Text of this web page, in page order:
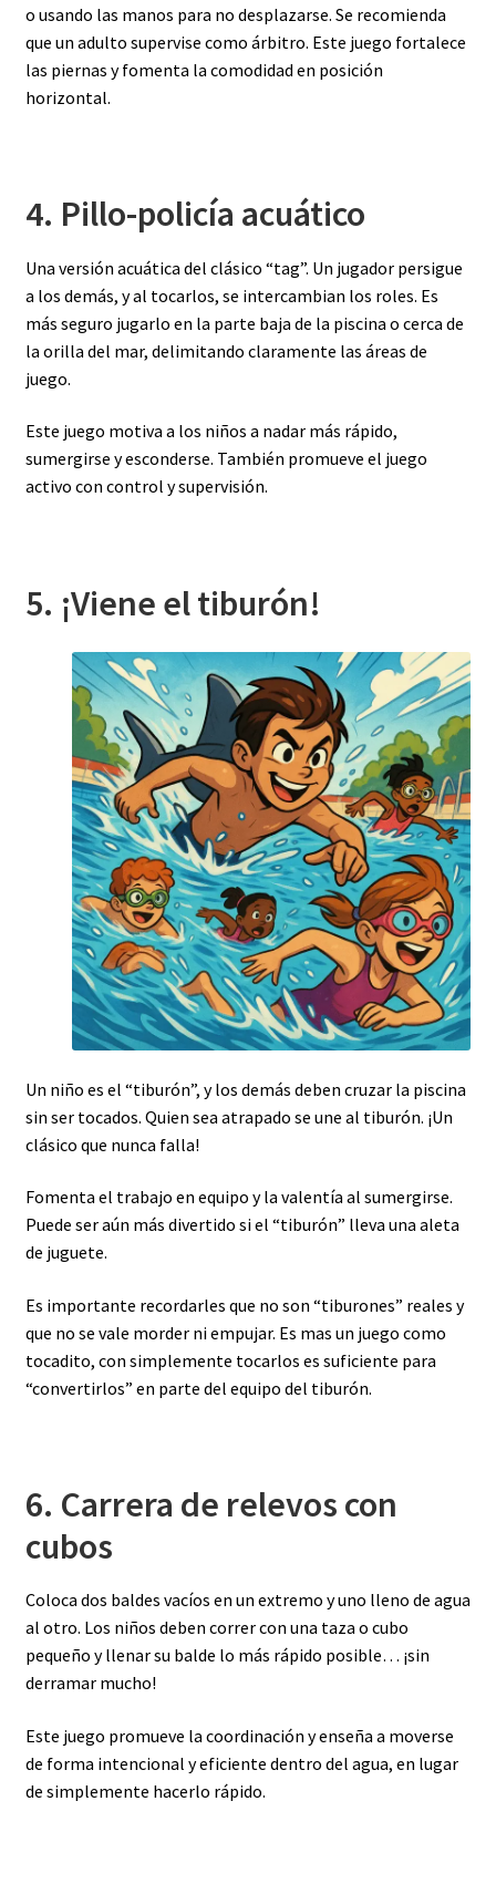
o usando las manos para no desplazarse. Se recomienda
que un adulto supervise como árbitro. Este juego fortalece
las piernas y fomenta la comodidad en posición
horizontal.
4. Pillo-policía acuático
Una versión acuática del clásico “tag”. Un jugador persigue
a los demás, y al tocarlos, se intercambian los roles. Es
más seguro jugarlo en la parte baja de la piscina o cerca de
la orilla del mar, delimitando claramente las áreas de
juego.
Este juego motiva a los niños a nadar más rápido,
sumergirse y esconderse. También promueve el juego
activo con control y supervisión.
5. ¡Viene el tiburón!
Un niño es el “tiburón”, y los demás deben cruzar la piscina
sin ser tocados. Quien sea atrapado se une al tiburón. ¡Un
clásico que nunca falla!
Fomenta el trabajo en equipo y la valentía al sumergirse.
Puede ser aún más divertido si el “tiburón” lleva una aleta
de juguete.
Es importante recordarles que no son “tiburones” reales y
que no se vale morder ni empujar. Es mas un juego como
tocadito, con simplemente tocarlos es suficiente para
“convertirlos” en parte del equipo del tiburón.
6. Carrera de relevos con
cubos
Coloca dos baldes vacíos en un extremo y uno lleno de agua
al otro. Los niños deben correr con una taza o cubo
pequeño y llenar su balde lo más rápido posible… ¡sin
derramar mucho!
Este juego promueve la coordinación y enseña a moverse
de forma intencional y eficiente dentro del agua, en lugar
de simplemente hacerlo rápido.